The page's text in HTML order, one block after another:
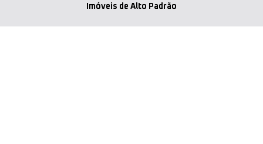
Imóveis de Alto Padrão